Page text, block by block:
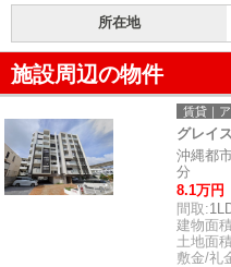
所在地
施設周辺の物件
賃貸｜
グレイ
沖縄都
分
8.1万円
間取:
建物面
土地面
敷金/礼